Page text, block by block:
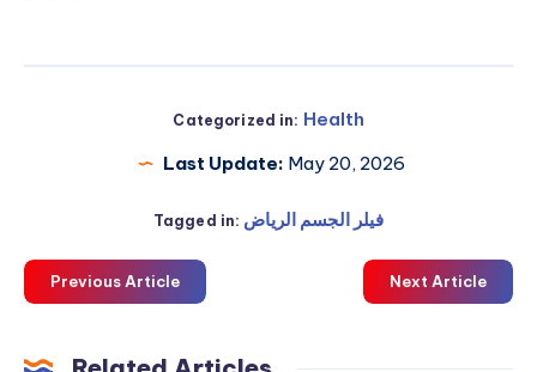
Categorized in: Health
Last Update: May 20, 2026
Tagged in: فيلر الجسم الرياض
Previous Article Next Article